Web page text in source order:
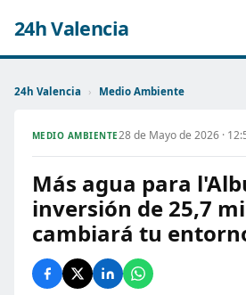
24h Valencia
24h Valencia › Medio Ambiente
MEDIO AMBIENTE28 de Mayo de 2026 ·
Más agua para
inversión de 25,7
cambiará tu